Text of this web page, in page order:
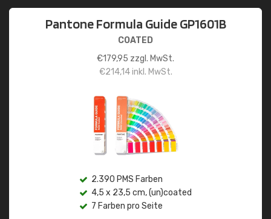
Pantone Formula Guide GP1601B
COATED
€179,95 zzgl. MwSt.
€214,14inkl. MwSt.
2.390 PMS Farben
4,5 x 23,5 cm, (un)coated
7 Farben pro Seite